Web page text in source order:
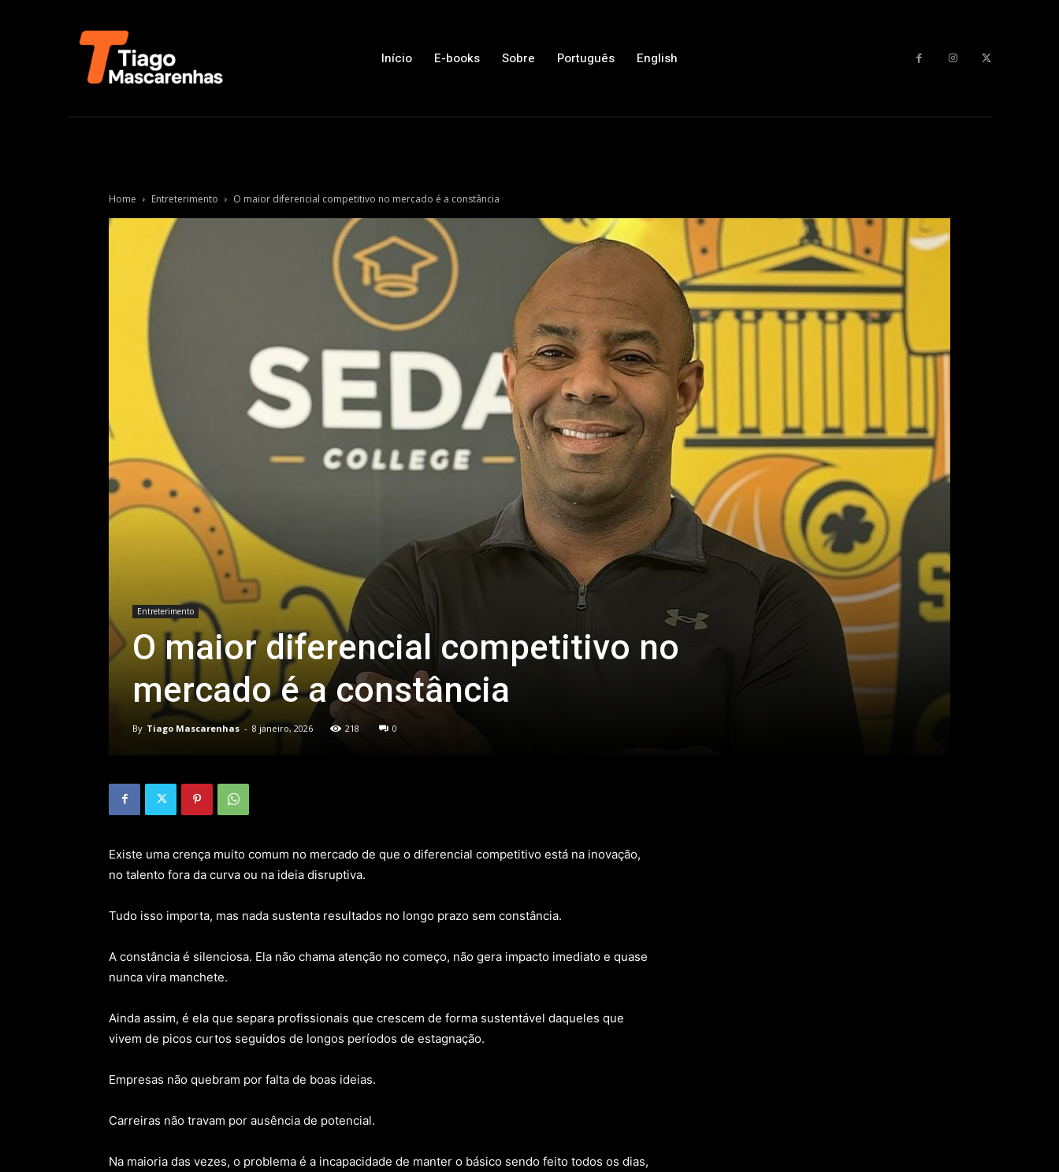
Início E-books Sobre Português English
Home Entreterimento O maior diferencial competitivo no mercado é a constância
Entreterimento
O maior diferencial competitivo no
mercado é a constância
By Tiago Mascarenhas - 8 janeiro, 2026 218 0
Existe uma crença muito comum no mercado de que o diferencial competitivo está na inovação,
no talento fora da curva ou na ideia disruptiva.
Tudo isso importa, mas nada sustenta resultados no longo prazo sem constância.
A constância é silenciosa. Ela não chama atenção no começo, não gera impacto imediato e quase
nunca vira manchete.
Ainda assim, é ela que separa profissionais que crescem de forma sustentável daqueles que
vivem de picos curtos seguidos de longos períodos de estagnação.
Empresas não quebram por falta de boas ideias.
Carreiras não travam por ausência de potencial.
Na maioria das vezes, o problema é a incapacidade de manter o básico sendo feito todos os dias,